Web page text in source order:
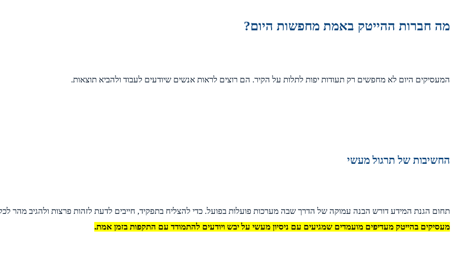
מה חברות ההייטק באמת מחפשות היום?
המעסיקים היום לא מחפשים רק תעודות יפות לתלות על הקיר. הם רוצים לראות אנשים שיודעים לעבוד ולהביא תוצאות.
החשיבות של תרגול מעשי
תחום הגנת המידע דורש הבנה עמוקה של הדרך שבה מערכות פועלות בפועל. כדי להצליח בתפקיד, חייבים לדעת לזהות פרצות ולהגיב מהר
מעסיקים בהייטק מעדיפים מועמדים שמגיעים עם ניסיון מעשי על יבש ויודעים להתמודד עם התקפות בזמן אמת.